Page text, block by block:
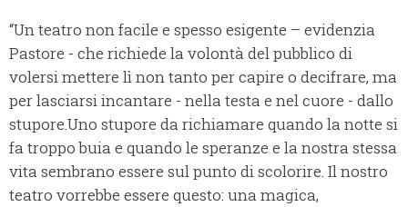
“Un teatro non facile e spesso esigente – evidenzia
Pastore - che richiede la volontà del pubblico di
volersi mettere lì non tanto per capire o decifrare, ma
per lasciarsi incantare - nella testa e nel cuore - dallo
stupore.Uno stupore da richiamare quando la notte si
fa troppo buia e quando le speranze e la nostra stessa
vita sembrano essere sul punto di scolorire. Il nostro
teatro vorrebbe essere questo: una magica,